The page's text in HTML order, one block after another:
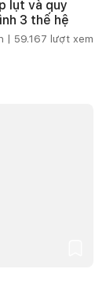
lụt và quy
3 thế hệ
| 59.167 lượt xem